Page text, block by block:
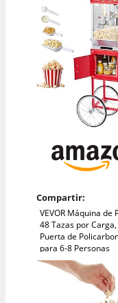
Compartir:
VEVOR Máquina
48 Tazas por
Puerta de
para 6-8 Personas